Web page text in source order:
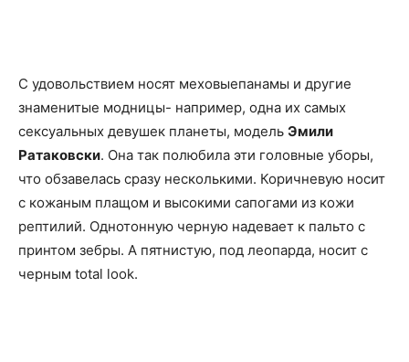
С удовольствием носят меховыепанамы и другие
знаменитые модницы- например, одна их самых
сексуальных девушек планеты, модель Эмили
Ратаковски. Она так полюбила эти головные уборы,
что обзавелась сразу несколькими. Коричневую носит
с кожаным плащом и высокими сапогами из кожи
рептилий. Однотонную черную надевает к пальто с
принтом зебры. А пятнистую, под леопарда, носит с
черным total look.